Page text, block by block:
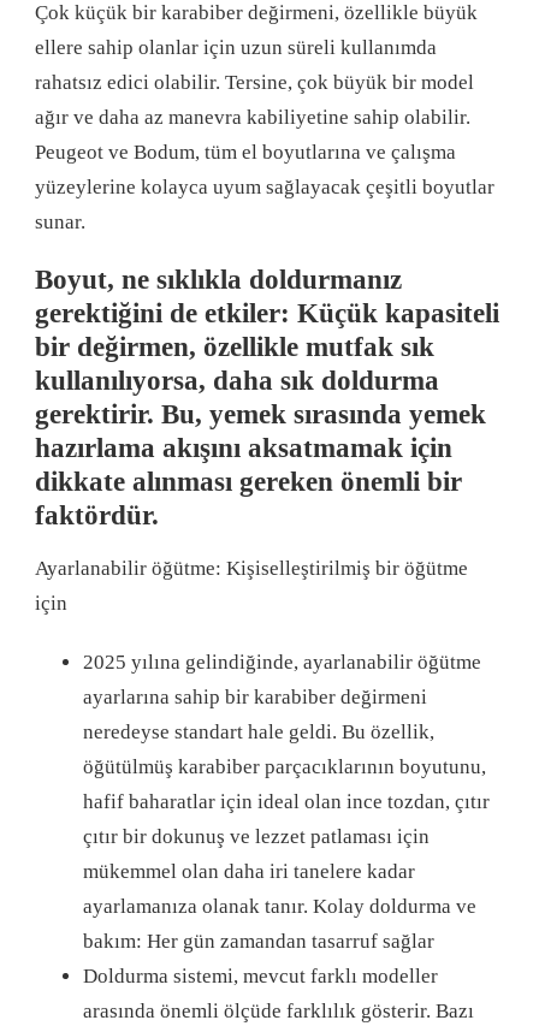
Çok küçük bir karabiber değirmeni, özellikle büyük
ellere sahip olanlar için uzun süreli kullanımda
rahatsız edici olabilir. Tersine, çok büyük bir model
ağır ve daha az manevra kabiliyetine sahip olabilir.
Peugeot ve Bodum, tüm el boyutlarına ve çalışma
yüzeylerine kolayca uyum sağlayacak çeşitli boyutlar
sunar.
Boyut, ne sıklıkla doldurmanız
gerektiğini de etkiler: Küçük kapasiteli
bir değirmen, özellikle mutfak sık
kullanılıyorsa, daha sık doldurma
gerektirir. Bu, yemek sırasında yemek
hazırlama akışını aksatmamak için
dikkate alınması gereken önemli bir
faktördür.
Ayarlanabilir öğütme: Kişiselleştirilmiş bir öğütme
için
2025 yılına gelindiğinde, ayarlanabilir öğütme
ayarlarına sahip bir karabiber değirmeni
neredeyse standart hale geldi. Bu özellik,
öğütülmüş karabiber parçacıklarının boyutunu,
hafif baharatlar için ideal olan ince tozdan, çıtır
çıtır bir dokunuş ve lezzet patlaması için
mükemmel olan daha iri tanelere kadar
ayarlamanıza olanak tanır. Kolay doldurma ve
bakım: Her gün zamandan tasarruf sağlar
Doldurma sistemi, mevcut farklı modeller
arasında önemli ölçüde farklılık gösterir. Bazı